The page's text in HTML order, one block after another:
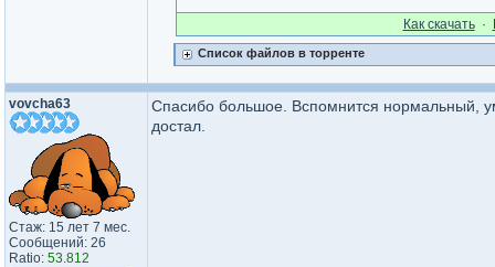
Как cкачать·
Список файлов в торренте
vovcha63
Стаж: 15 лет 7 мес.
Сообщений: 26
Ratio: 53.812
Спасибо большое. Вспомнится нормальный,
достал.